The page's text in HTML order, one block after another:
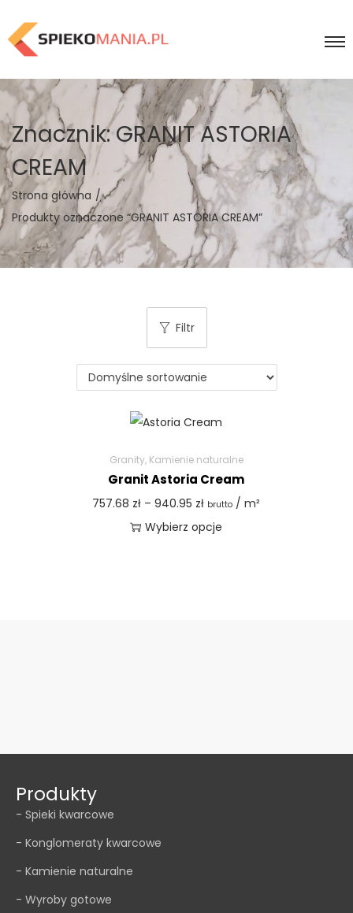
Znacznik:GRANIT ASTORIA
CREAM
Strona główna /
Produkty oznaczone “GRANIT ASTORIA CREAM”
Filtr
Granity, Kamienie naturalne
Granit Astoria Cream
757.68 zł – 940.95 zł brutto / m²
Wybierz opcje
Produkty
- Spieki kwarcowe
- Konglomeraty kwarcowe
- Kamienie naturalne
- Wyroby gotowe